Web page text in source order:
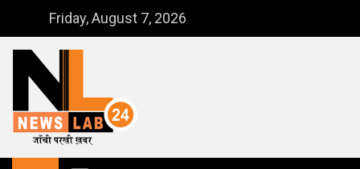
content
Friday, August 7, 2026
NewsLab24
जाँची परखी ख़बर